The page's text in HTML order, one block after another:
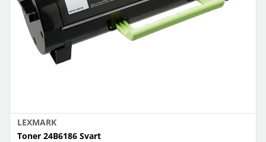
LEXMARK
Toner 24B6186 Svart